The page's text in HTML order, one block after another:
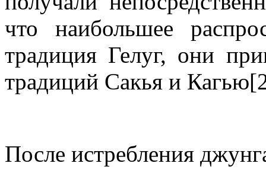
что наибольшее
традиция Гелуг, они
традиций Сакья и
После истребления